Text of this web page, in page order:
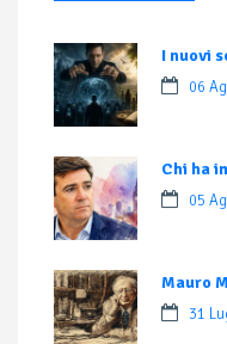
I nuovi
06
Chi ha
05
Mauro
31